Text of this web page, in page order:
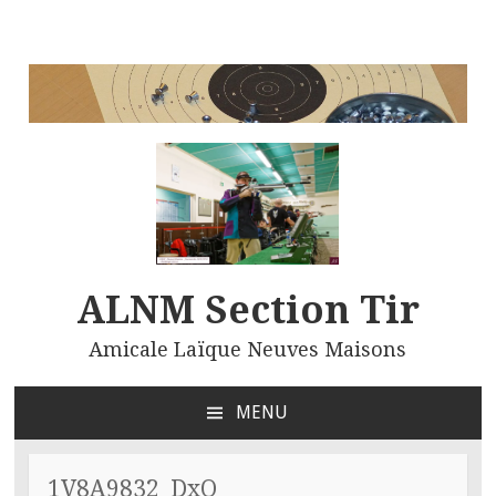
ALNM Section Tir
Amicale Laïque Neuves Maisons
MENU
CONTENU
1V8A9832_DxO